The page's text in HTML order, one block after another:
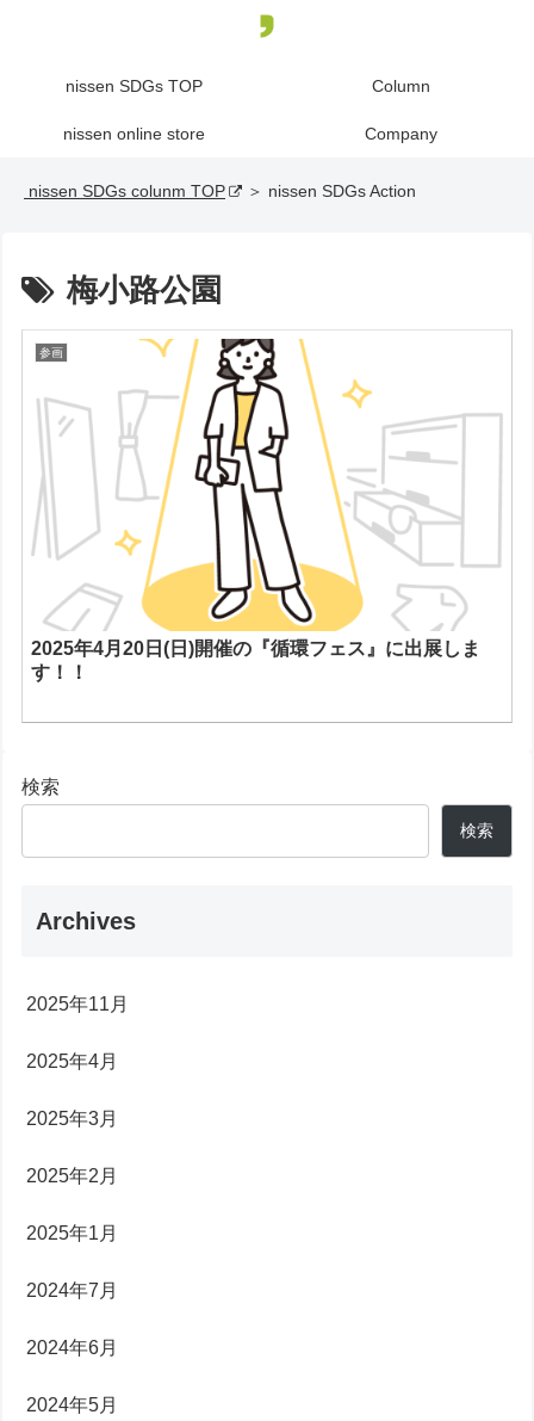
nissen SDGs TOP Column
nissen online store Company
nissen SDGs colunm TOP ＞ nissen SDGs Action
梅小路公園
参画
2025年4月20日(日)開催の『循環フェス』に出展しま
す！！
検索
検索
Archives
2025年11月
2025年4月
2025年3月
2025年2月
2025年1月
2024年7月
2024年6月
2024年5月